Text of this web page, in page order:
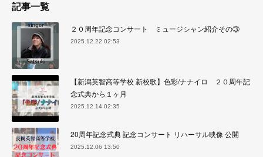
記事一覧
２０周年記念コンサート ミュージシャン紹介その③
2025.12.22 02:53
【新潟英智高等学校 新校歌】色彩/ナナイロ ２０周年記
念式典から１ヶ月
2025.12.14 02:35
20周年記念式典 記念コンサート リハーサル映像 公開
2025.12.06 13:50